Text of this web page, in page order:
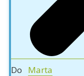
Do Marta